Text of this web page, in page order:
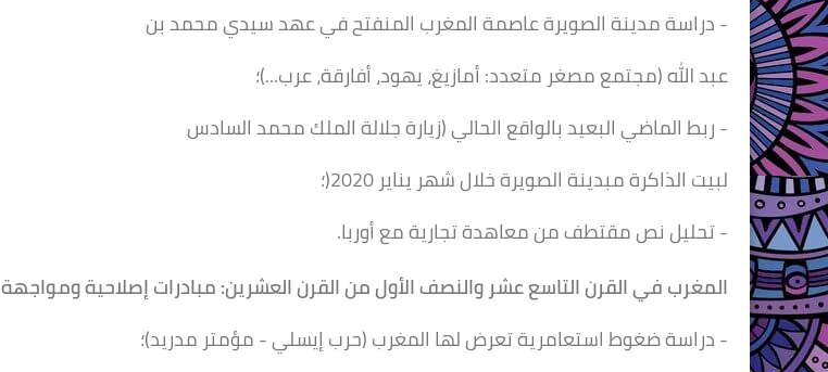
- دراسة مدينة الصويرة عاصمة المغرب المنفتح في عهد سيدي محمد بن
عبد الله (مجتمع مصغر متعدد: أمازيغ، يهود، أفارقة، عرب...)؛
- ربط الماضي البعيد بالواقع الحالي (زيارة جلالة الملك محمد السادس
لبيت الذاكرة مبدينة الصويرة خلال شهر يناير 2020(؛
- تحليل نص مقتطف من معاهدة تجارية مع أوربا.
المغرب في القرن التاسععشر والنصف الأول منالقرن العشرين: مبادراتإصلاحية ومواجهة
- دراسة ضغوط استعامرية تعرض لها المغرب (حرب إيسلي - مؤمتر مدريد)؛